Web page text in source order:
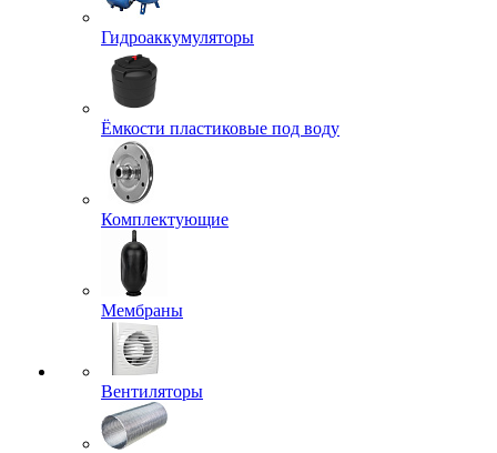
Гидроаккумуляторы
Ёмкости пластиковые под воду
Комплектующие
Мембраны
Вентиляторы